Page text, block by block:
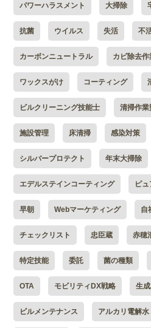
パワーハラスメント 大掃除
抗菌 ウイルス 失活 不
カーボンニュートラル カビ除去作
ワックスがけ コーティング
ビルクリーニング技能士 清掃作業
施設管理 床清掃 感染対策
シルバープロテクト 年末大掃除
エデルステインコーティング ピ
早朝 Webマーケティング 自
チェックリスト 忠臣蔵 赤穂
特定技能 委託 菌の種類
OTA モビリティDX戦略 生
ビルメンテナンス アルカリ電解水